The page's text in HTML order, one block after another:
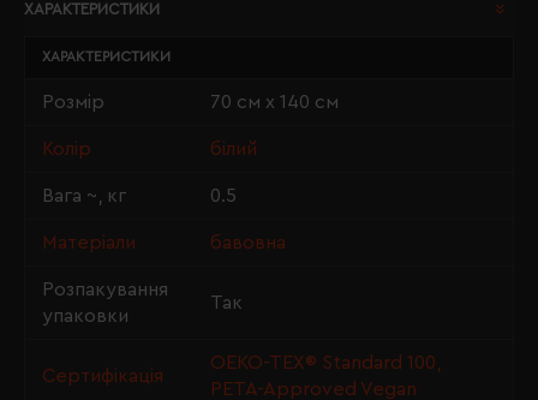
ХАРАКТЕРИСТИКИ
ХАРАКТЕРИСТИКИ
Розмір 70 см х 140 см
Колір білий
Вага ~, кг 0.5
Матеріали бавовна
Розпакування
упаковки
Так
Сертифікація
OEKO-TEX® Standard 100,
PETA-Approved Vegan